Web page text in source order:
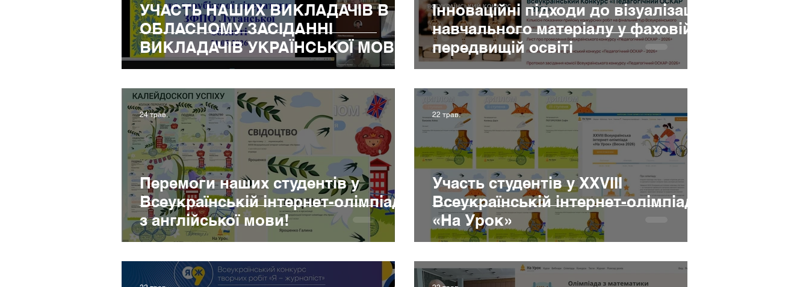
УЧАСТЬ НАШИХ ВИКЛАДАЧІВ В
ОБЛАСНОМУ ЗАСІДАННІ
ВИКЛАДАЧІВ УКРАЇНСЬКОЇ МОВИ
І ЛІТЕРАТУРИ, ЗАРУБІЖНОЇ
ЛІТЕРАТУРИ
Інноваційні підходи до візуалізації
навчального матеріалу у фаховій
передвищій освіті
Перемоги наших студентів у
Всеукраїнській інтернет-олімпіаді
з англійської мови!
24 трав.
Участь студентів у XXVIII
Всеукраїнській інтернет-олімпіаді
«На Урок»
22 трав.